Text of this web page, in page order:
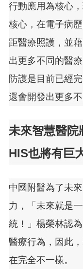
行動應用為核心
核心，在電子病
距醫療照護，並
出更多不同的醫
防護是目前已經
還會開發出更多
未來智慧醫院
HIS也將有巨
中國附醫為了未
力，「未來就是
統！」楊榮林認
醫療行為，因此
在完全不一樣。